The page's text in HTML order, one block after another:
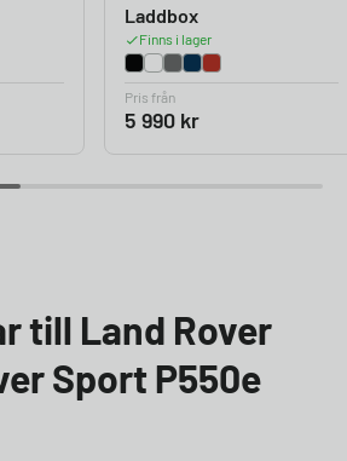
Laddbox
Finns i lager
Pris från
5 990 kr
till Land Rover
Sport P550e